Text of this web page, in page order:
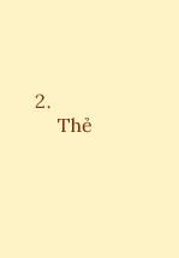
Thẻ